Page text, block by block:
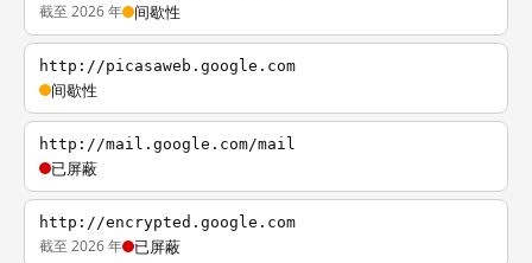
截至 2026 年 间歇性
http://picasaweb.google.com
间歇性
http://mail.google.com/mail
已屏蔽
http://encrypted.google.com
截至 2026 年 已屏蔽